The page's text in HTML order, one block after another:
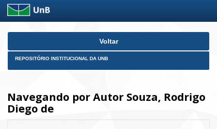
Skip
Voltar
REPOSITÓRIO INSTITUCIONAL DA UNB
Navegando por Autor Souza, Rodrigo
Diego de